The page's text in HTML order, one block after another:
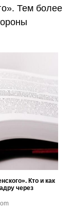
Тем более
Кто и как
через